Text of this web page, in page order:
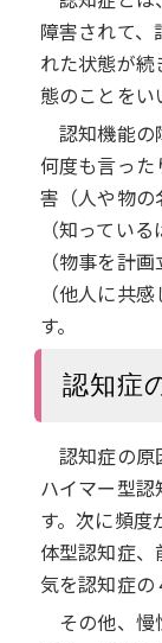
障害されて
れた状態が
態のことをい
認知機能の
何度も言っ
害（人や物の
（知ってい
（物事を計
（他人に共
す。
認知症
認知症の原
ハイマー型
す。次に頻
体型認知症
気を認知症の
その他、慢